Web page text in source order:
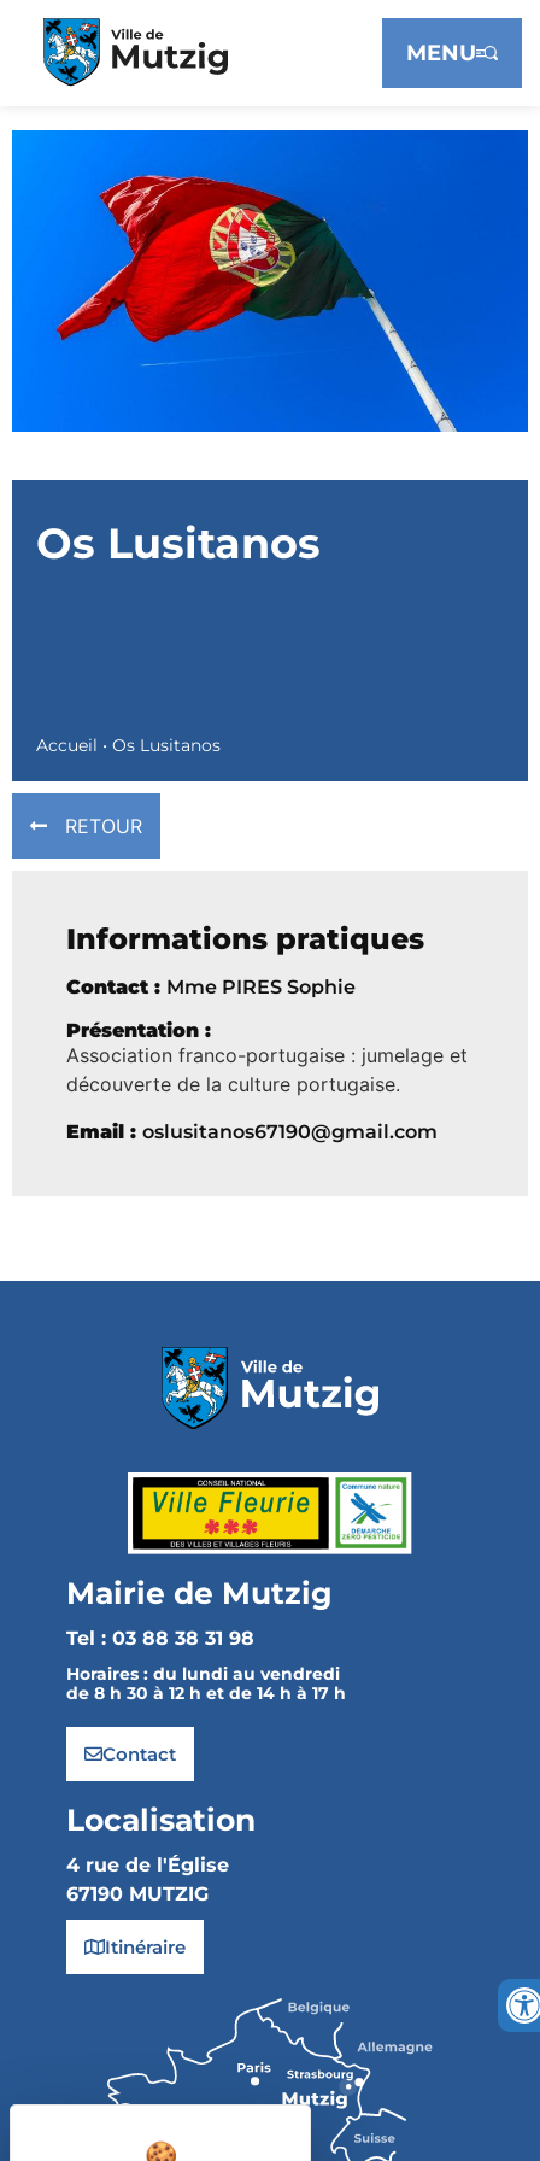
MENU
Os Lusitanos
Accueil • Os Lusitanos
RETOUR
Informations pratiques
Contact : Mme PIRES Sophie
Présentation :
Association franco-portugaise : jumelage et
découverte de la culture portugaise.
Email : oslusitanos67190@gmail.com
Mairie de Mutzig
Tel : 03 88 38 31 98
Horaires : du lundi au vendredi
de 8 h 30 à 12 h et de 14 h à 17 h
Contact
Localisation
4 rue de l'Église
67190 MUTZIG
Itinéraire
Panneau de gestion des cookies